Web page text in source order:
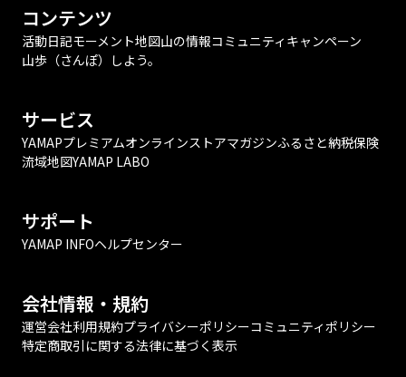
コンテンツ
活動日記モーメント地図山の情報コミュニティ キャンペーン
山歩（さんぽ）しよう。
サービス
YAMAPプレミアムオンラインストアマガジンふるさと納税保険
流域地図YAMAP LABO
サポート
YAMAP INFOヘルプセンター
会社情報・規約
運営会社利用規約プライバシーポリシーコミュニティポリシー
特定商取引に関する法律に基づく表示